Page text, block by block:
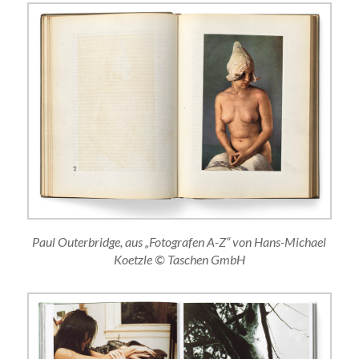
Paul Outerbridge, aus „Fotografen A-Z“ von Hans-Michael
Koetzle © Taschen GmbH